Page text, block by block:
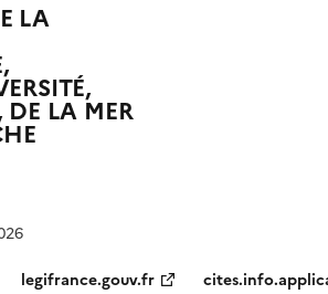
LA
DE LA MER
legifrance.gouv.fr